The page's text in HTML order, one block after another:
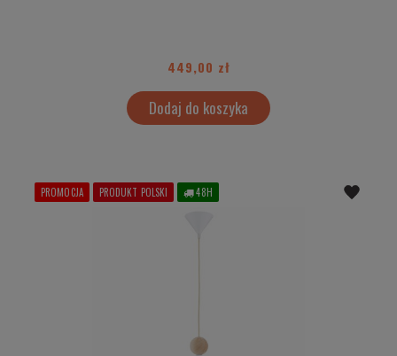
449,00 zł
Dodaj do koszyka
PROMOCJA PRODUKT POLSKI 48H